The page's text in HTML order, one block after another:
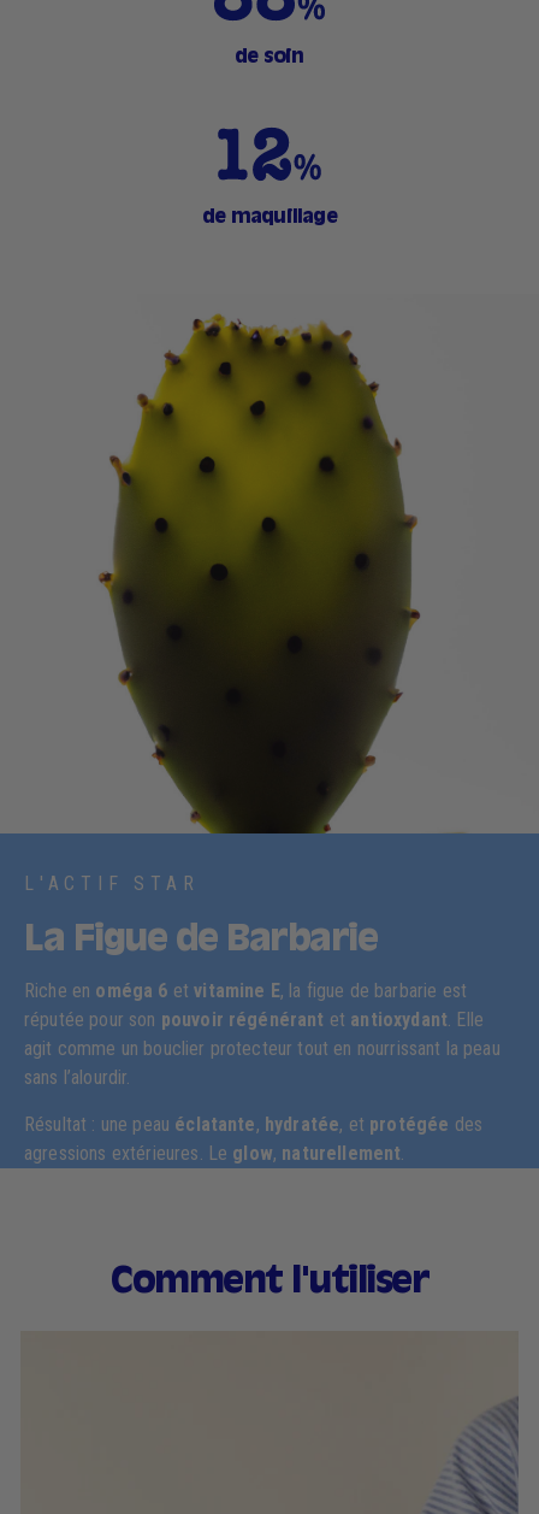
de soin
de maquillage
L'ACTIF STAR
La Figue de Barbarie
Riche en oméga 6 etvitamine E, la figue de barbarie est
réputée pour son pouvoir régénérant et antioxydant. Elle
agit comme un bouclier protecteur tout en nourrissant la peau
sans l’alourdir.
Résultat : une peau éclatante, hydratée, et protégée des
agressions extérieures. Le glow, naturellement.
Comment l'utiliser